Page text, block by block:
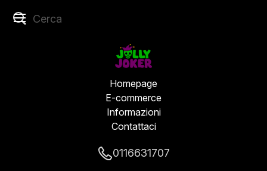
Homepage
E-commerce
Informazioni
Contattaci
0116631707